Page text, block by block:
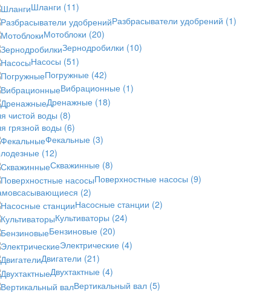
Шланги (11)
Разбрасыватели удобрений (1)
Мотоблоки (20)
Зернодробилки (10)
Насосы (51)
Погружные (42)
Вибрационные (1)
Дренажные (18)
чистой воды (8)
грязной воды (6)
Фекальные (3)
(12)
Скважинные (8)
Поверхностные насосы (9)
(2)
Насосные станции (2)
Культиваторы (24)
Бензиновые (20)
Электрические (4)
Двигатели (21)
Двухтактные (4)
Вертикальный вал (5)